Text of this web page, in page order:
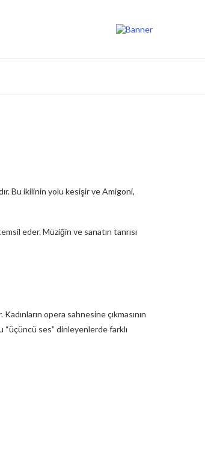
Bu ikilinin yolu kesişir ve Amigoni,
eder. Müziğin ve sanatın tanrısı
opera sahnesine çıkmasının
“üçüncü ses” dinleyenlerde farklı